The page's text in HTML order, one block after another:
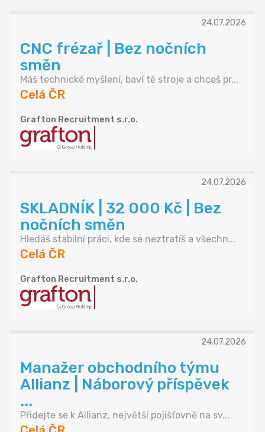
24.07.2026
CNC frézař | Bez nočních
směn
Máš technické myšlení, baví tě stroje a chceš pr...
Celá ČR
Grafton Recruitment s.r.o.
24.07.2026
SKLADNÍK | 32 000 Kč | Bez
nočních směn
Hledáš stabilní práci, kde se neztratíš a všechn...
Celá ČR
Grafton Recruitment s.r.o.
24.07.2026
Manažer obchodního týmu
Allianz | Náborový příspěvek
...
Přidejte se k Allianz, největší pojišťovně na sv...